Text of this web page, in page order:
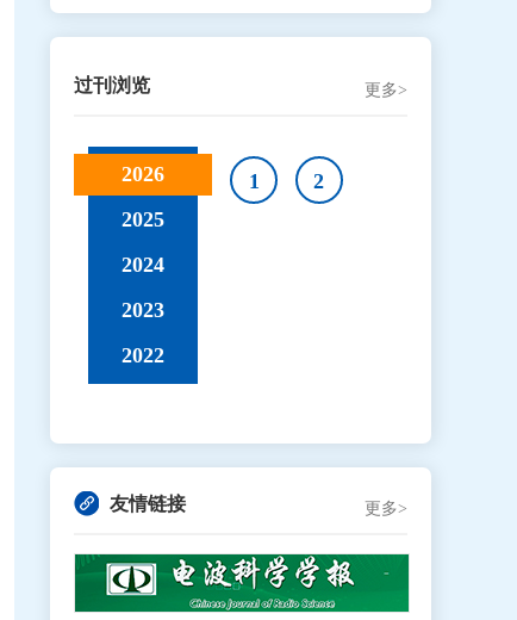
过刊浏览 更多>
2026
2025
2024
2023
2022
1 2
友情链接 更多>